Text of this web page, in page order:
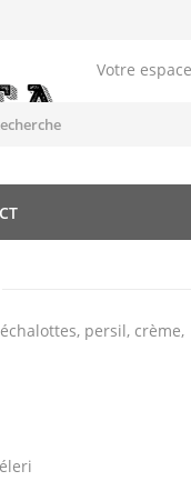
Votre
persil, crème,